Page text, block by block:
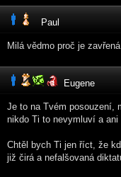
Paul
Milá vědmo proč je
Eugene
Je to na Tvém posouzení,
nikdo Ti to nevymluví a
Chtěl bych Ti jen říct, že
již čirá a nefalšovaná